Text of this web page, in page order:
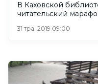
В Каховской
читательский
31 тра. 2019 09:00